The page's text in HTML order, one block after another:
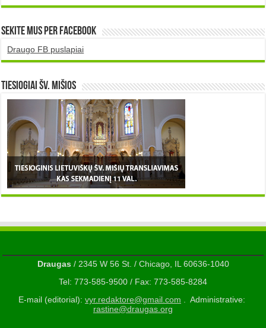
Sekite mus per Facebook
Draugo FB puslapiai
TIESIOGIAI šv. MIŠIOS
Draugas/ 2345 W 56 St. / Chicago, IL 60636-1040
Tel: 773-585-9500 / Fax: 773-585-8284
E-mail (editorial): vyr.redaktore@gmail.com . Administrative:
rastine@draugas.org